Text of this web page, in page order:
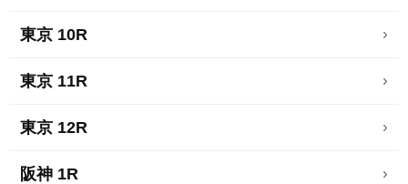
東京 10R ›
東京 11R ›
東京 12R ›
阪神 1R ›